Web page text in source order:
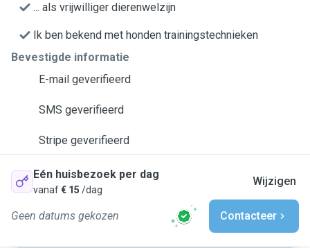
... als vrijwilliger dierenwelzijn
Ik ben bekend met honden trainingstechnieken
Bevestigde informatie
E-mail geverifieerd
SMS geverifieerd
Stripe geverifieerd
Eén huisbezoek per dag
vanaf€ 15 /dag
Wijzigen
Geen datums gekozen Contacteer